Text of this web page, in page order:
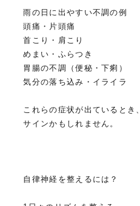
雨の日に出やすい不調の例
頭痛・片頭痛
首こり・肩こり
めまい・ふらつき
胃腸の不調（便秘・下痢）
気分の落ち込み・イライラ
これらの症状が出ているとき
サインかもしれません。
自律神経を整えるには？